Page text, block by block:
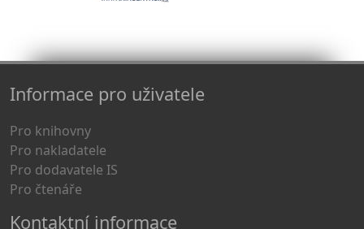
Informace pro uživatele
Pro knihovny
Pro nakladatele
Pro dodavatele IS
Pro čtenáře
Kontaktní informace